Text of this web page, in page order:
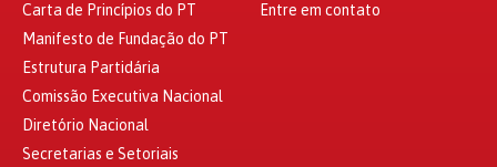
Carta de Princípios do PT
Manifesto de Fundação do PT
Estrutura Partidária
Comissão Executiva Nacional
Diretório Nacional
Secretarias e Setoriais
Entre em contato